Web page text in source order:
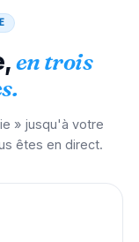
en trois
» jusqu'à votre
êtes en direct.